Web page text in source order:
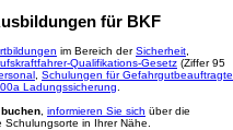
für BKF
im Bereich derSicherheit
Qualifikations-Gesetz (Ziffer 95
Schulungen für Gefahrgutbeauftragte
Ladungssicherung
informieren Sie sich über die
in Ihrer Nähe.